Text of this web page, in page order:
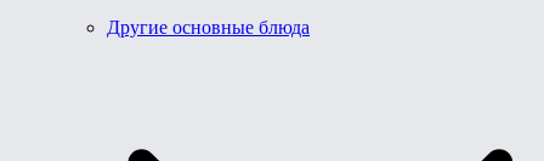
Другие основные блюда